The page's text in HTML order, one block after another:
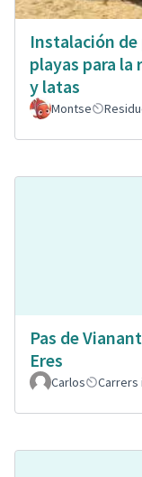
Instalación de
playas para la
y latas
Montse
Pas de
Eres
Carlos Carrers